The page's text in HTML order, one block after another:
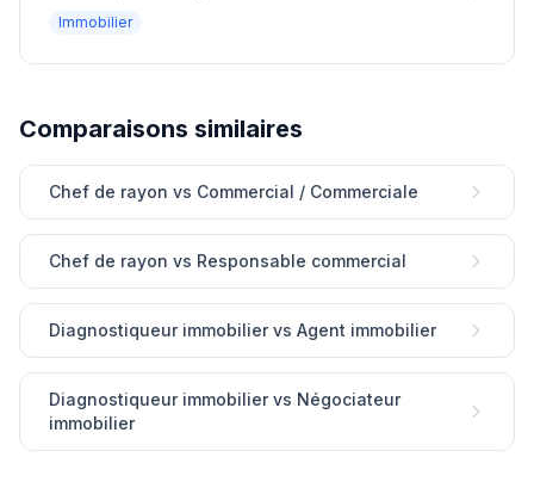
Immobilier
Comparaisons similaires
Chef de rayon vs Commercial / Commerciale
Chef de rayon vs Responsable commercial
Diagnostiqueur immobilier vs Agent immobilier
Diagnostiqueur immobilier vs Négociateur
immobilier